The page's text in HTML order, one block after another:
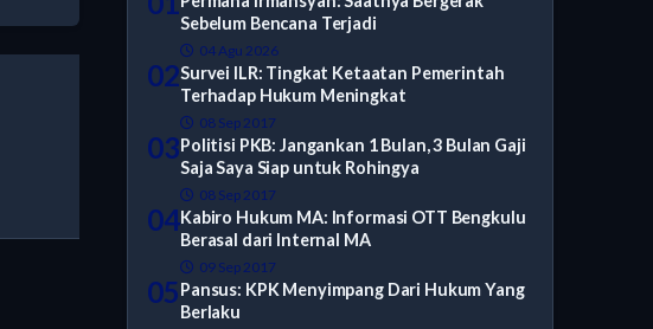
Sebelum Bencana Terjadi
04 Agu 2026
02Survei ILR: Tingkat Ketaatan Pemerintah
Terhadap Hukum Meningkat
08 Sep 2017
03Politisi PKB: Jangankan 1 Bulan, 3 Bulan Gaji
Saja Saya Siap untuk Rohingya
08 Sep 2017
04Kabiro Hukum MA: Informasi OTT Bengkulu
Berasal dari Internal MA
09 Sep 2017
05Pansus: KPK Menyimpang Dari Hukum Yang
Berlaku